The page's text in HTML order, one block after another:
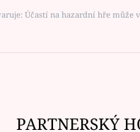
Účastí na hazardní hře může
PARTNERSKÝ